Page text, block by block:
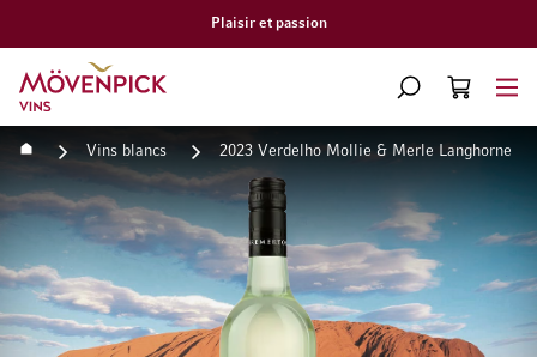
Plaisir et passion
Aller à la page d'accueil
CHERCHERPANIERMinicart
Accueil Vins blancs 2023 Verdelho Mollie & Merle Langhorne
Passer à la fin de la galerie d’images